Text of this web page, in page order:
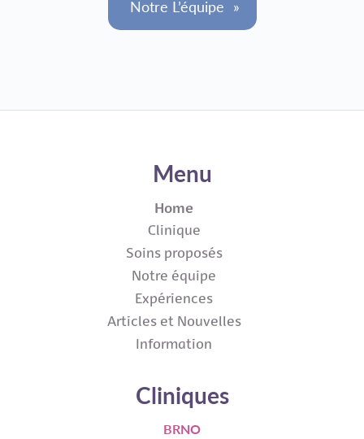
Notre L’équipe
Menu
Home
Clinique
Soins proposés
Notre équipe
Expériences
Articles et Nouvelles
Information
Cliniques
BRNO